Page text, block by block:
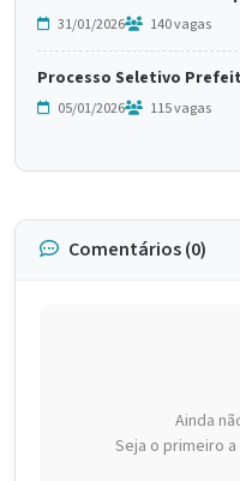
31/01/2026 140 vagas
Processo Seletivo
05/01/2026 115 vagas
Comentários (0)
Ainda
Seja o primeiro